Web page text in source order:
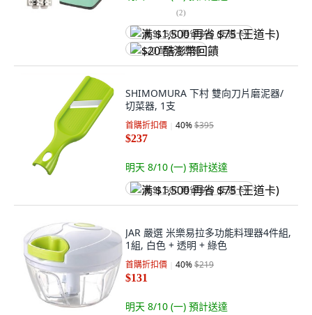
(2)
满 $1,500 再省 $75 (王道卡)
$20 酷澎幣回饋
SHIMOMURA 下村 雙向刀片磨泥器/
切菜器, 1支
首購折扣價 40%$395
$237
明天 8/10 (一) 預計送達
满 $1,500 再省 $75 (王道卡)
JAR 嚴選 米樂易拉多功能料理器4件組,
1組, 白色 + 透明 + 綠色
首購折扣價 40%$219
$131
明天 8/10 (一) 預計送達